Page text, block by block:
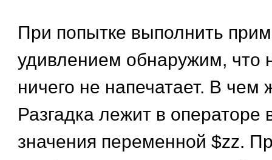
При попытке выполнить
удивлением обнаружим, что
ничего не напечатает. В чем
Разгадка лежит в операторе
значения переменной $zz.